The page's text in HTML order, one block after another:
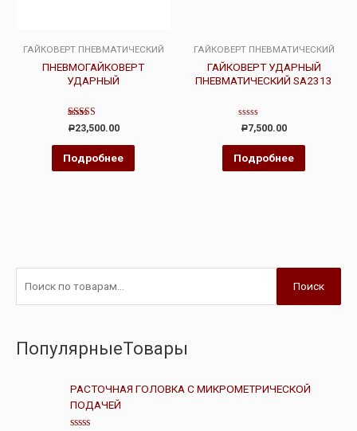
ГАЙКОВЕРТ ПНЕВМАТИЧЕСКИЙ
ПНЕВМОГАЙКОВЕРТ
УДАРНЫЙ
Оценка
4.00
из 5
Р23,500.00
Подробнее
ГАЙКОВЕРТ ПНЕВМАТИЧЕСКИЙ
ГАЙКОВЕРТ УДАРНЫЙ
ПНЕВМАТИЧЕСКИЙ SA2313
Оценка
0
из
5
Р7,500.00
Подробнее
Поиск
ПопулярныеТовары
РАСТОЧНАЯ ГОЛОВКА С МИКРОМЕТРИЧЕСКОЙ
ПОДАЧЕЙ